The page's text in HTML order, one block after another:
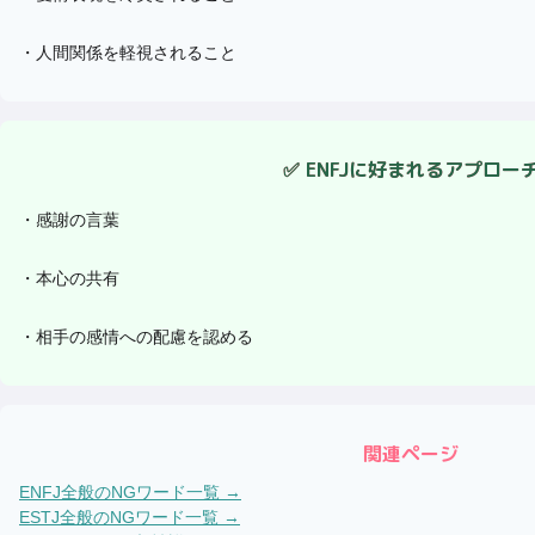
・ 人間関係を軽視されること
✅ ENFJに好まれるアプロー
・ 感謝の言葉
・ 本心の共有
・ 相手の感情への配慮を認める
関連ページ
ENFJ全般のNGワード一覧 →
ESTJ全般のNGワード一覧 →